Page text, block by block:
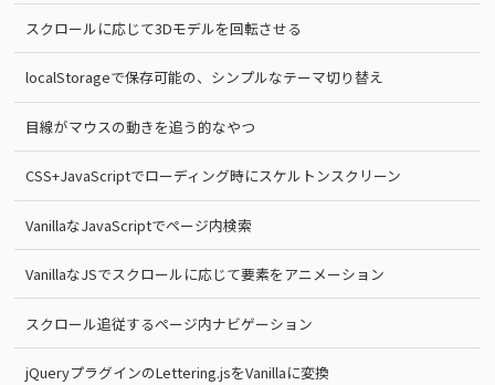
スクロールに応じて3Dモデルを回転させる
localStorageで保存可能の、シンプルなテーマ切り替え
目線がマウスの動きを追う的なやつ
CSS+JavaScriptでローディング時にスケルトンスクリーン
VanillaなJavaScriptでページ内検索
VanillaなJSでスクロールに応じて要素をアニメーション
スクロール追従するページ内ナビゲーション
jQueryプラグインのLettering.jsをVanillaに変換